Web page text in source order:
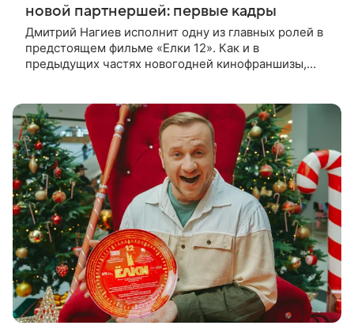
новой партнершей: первые кадры
Дмитрий Нагиев исполнит одну из главных ролей в
предстоящем фильме «Елки 12». Как и в
предыдущих частях новогодней кинофраншизы,